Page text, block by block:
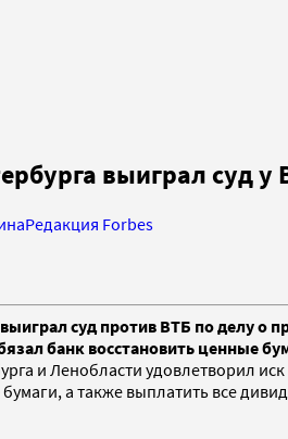
выиграл суд
Редакция Forbes
суд против ВТБ по делу
банк восстановить ценные
и Ленобласти удовлетворил
бумаги, а также выплатить все